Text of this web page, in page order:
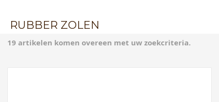
RUBBER ZOLEN
19 artikelen komen overeen met uw zoekcriteria.